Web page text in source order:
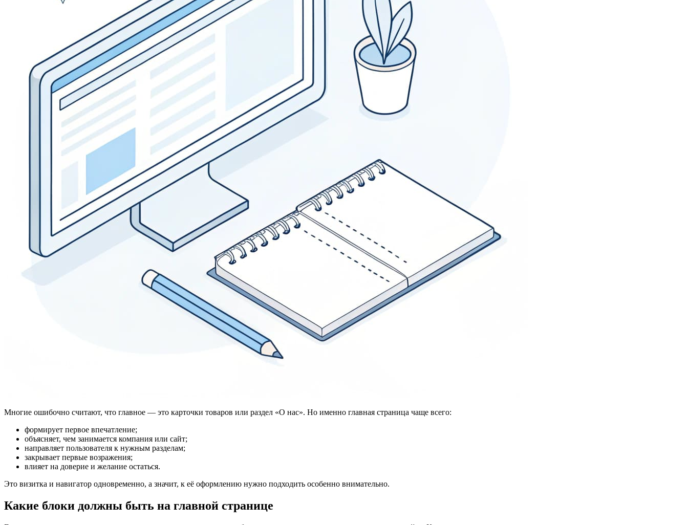
Многие ошибочно считают, что главное — это карточки товаров или раздел «О нас». Но именно главная страница чаще всего:
формирует первое впечатление;
объясняет, чем занимается компания или сайт;
направляет пользователя к нужным разделам;
закрывает первые возражения;
влияет на доверие и желание остаться.
Это визитка и навигатор одновременно, а значит, к её оформлению нужно подходить особенно внимательно.
Какие блоки должны быть на главной странице